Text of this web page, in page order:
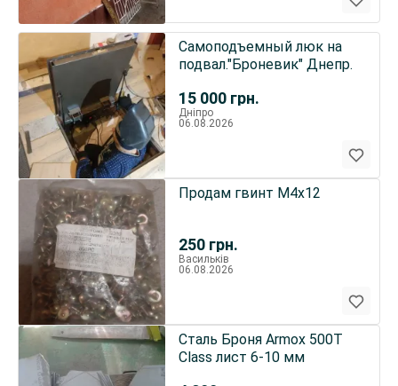
15 000 грн.
Самоподъемный люк на
подвал."Броневик" Днепр.
Дніпро
06.08.2026
250 грн.
Продам гвинт М4х12
Васильків
06.08.2026
Сталь Броня Armox 500Т
Class лист 6-10 мм